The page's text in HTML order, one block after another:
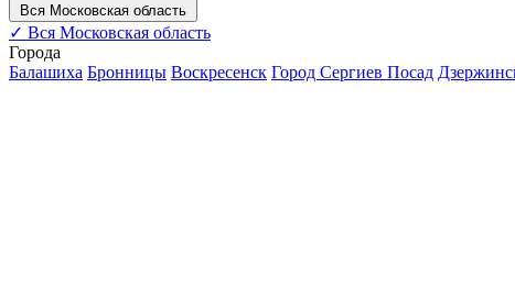
Вся Московская область
✓ Вся Московская область
Города
Балашиха Бронницы Воскресенск Город Сергиев Посад